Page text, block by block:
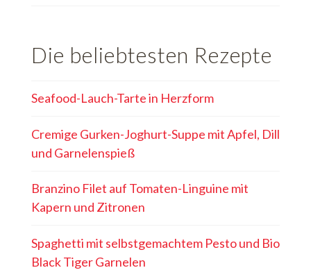
Die beliebtesten Rezepte
Seafood-Lauch-Tarte in Herzform
Cremige Gurken-Joghurt-Suppe mit Apfel, Dill
und Garnelenspieß
Branzino Filet auf Tomaten-Linguine mit
Kapern und Zitronen
Spaghetti mit selbstgemachtem Pesto und Bio
Black Tiger Garnelen